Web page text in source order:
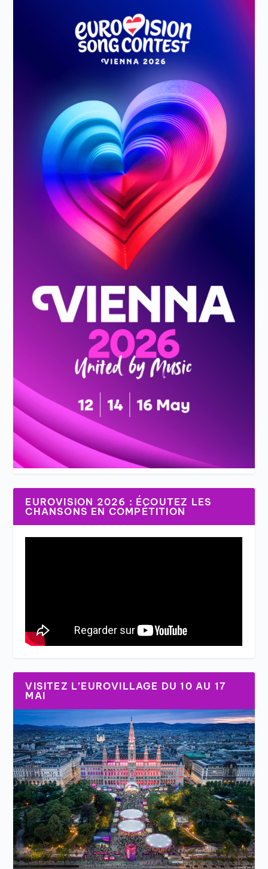
EUROVISION 2026 : ÉCOUTEZ LES
CHANSONS EN COMPÉTITION
VISITEZ L’EUROVILLAGE DU 10 AU 17
MAI